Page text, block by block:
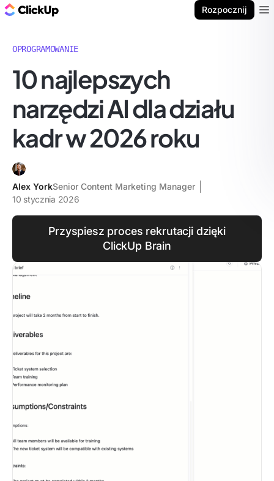
Rozpocznij
OPROGRAMOWANIE
10 najlepszych
narzędzi AI dla działu
kadr w 2026 roku
Alex YorkSenior Content Marketing Manager
10 stycznia 2026
Przyspiesz proces rekrutacji dzięki
ClickUp Brain